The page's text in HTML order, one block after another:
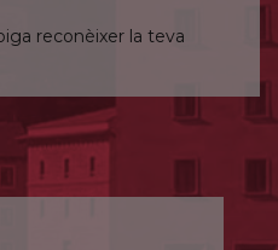
reconèixer la teva